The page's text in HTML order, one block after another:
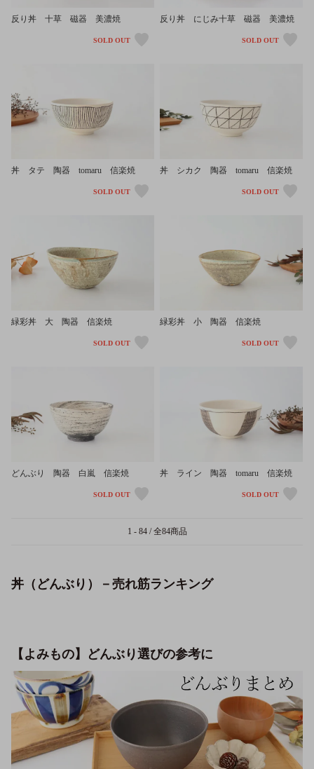
反り丼 十草 磁器 美濃焼
SOLD OUT
反り丼 にじみ十草 磁器 美濃焼
SOLD OUT
丼 タテ 陶器 tomaru 信楽焼
SOLD OUT
丼 シカク 陶器 tomaru 信楽焼
SOLD OUT
緑彩丼 大 陶器 信楽焼
SOLD OUT
緑彩丼 小 陶器 信楽焼
SOLD OUT
どんぶり 陶器 白嵐 信楽焼
SOLD OUT
丼 ライン 陶器 tomaru 信楽焼
SOLD OUT
1 - 84 / 全84商品
丼（どんぶり）－売れ筋ランキング
【よみもの】どんぶり選びの参考に